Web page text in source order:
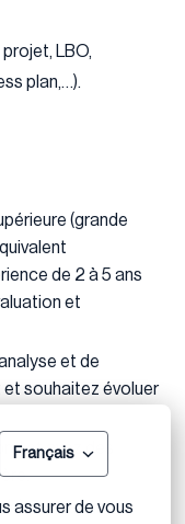
Français
assurer de vous
LBO,
plan,…).
(grande
de 2 à 5 ans
et
et de
souhaitez évoluer
et avez des
Consultant